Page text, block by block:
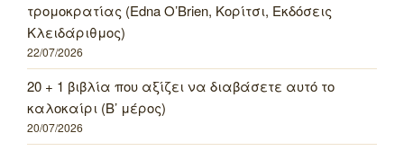
τρομοκρατίας (Edna O’Brien, Κορίτσι, Εκδόσεις
Κλειδάριθμος)
22/07/2026
20 + 1 βιβλία που αξίζει να διαβάσετε αυτό το
καλοκαίρι (Β’ μέρος)
20/07/2026